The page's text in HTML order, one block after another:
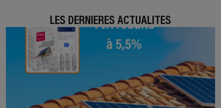
LES DERNIÈRES ACTUALITÉS